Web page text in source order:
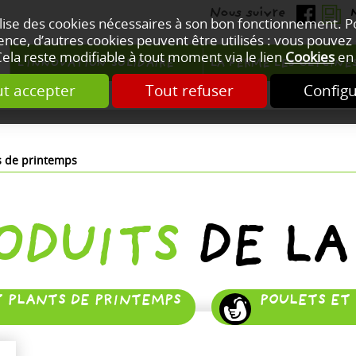
des cookies nécessaires à son bon fonctionnement.
d’autres cookies peuvent être utilisés : vous pouvez
reste modifiable à tout moment via le lienCookiesen
accepter Tout refuser
L'INNOVATION SOLIDAIRE LA FERME LES
de printemps
DE
PLANTS DE PRINTEMPS POULETS